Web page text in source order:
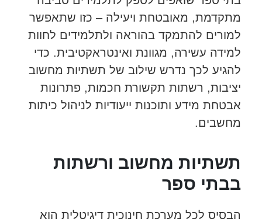
מתקדמת, מאובטחת ויעילה – כזו שתאפשר
למורים להתמקד בהוראה ולתלמידים לחוות
למידה עשירה, מגוונת ואינטראקטיבית. כדי
להגיע לכך נדרש שילוב של תשתיות מחשוב
יציבות, רשתות תקשורת חכמות, פתרונות
אבטחת מידע ותוכנות ייעודיות לניהול כיתות
מחשבים.
תשתיות מחשוב ורשתות
בבתי ספר
הבסיס לכל מערכת חינוכית דיגיטלית הוא